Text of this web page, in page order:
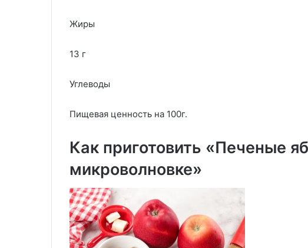
Жиры
13 г
Углеводы
Пищевая ценность на 100г.
Как приготовить «Печеные
микроволновке»